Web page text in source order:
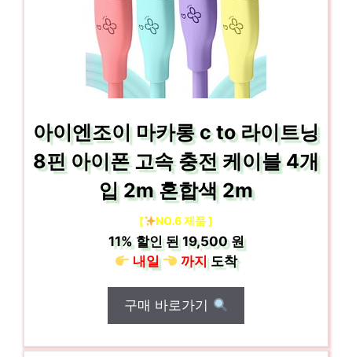
아이엔조이 마카롱 c to 라이트닝
8핀 아이폰 고속 충전 케이블 4개
입 2m 혼합색 2m
[ NO.6 제품 ]
11%할인 된19,500 원
내일
까지도착
구매 바로가기